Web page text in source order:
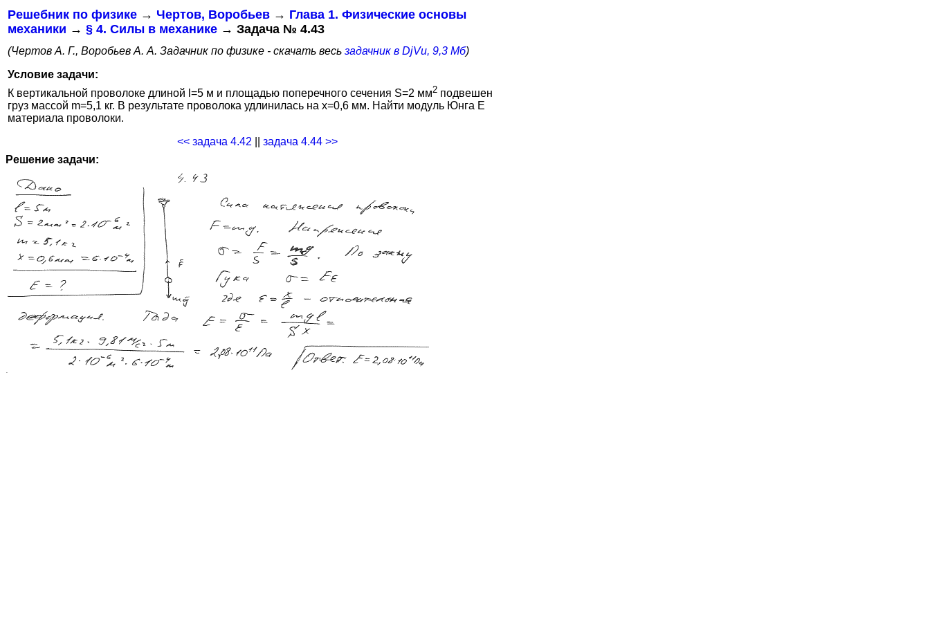
Решебник по физике → Чертов, Воробьев → Глава 1. Физические основы
механики → § 4. Силы в механике → Задача № 4.43
(Чертов А. Г., Воробьев А. А. Задачник по физике - скачать весь задачник в DjVu, 9,3 Мб)
Условие задачи:
К вертикальной проволоке длиной l=5 м и площадью поперечного сечения S=2 мм2 подвешен
груз массой m=5,1 кг. В результате проволока удлинилась на x=0,6 мм. Найти модуль Юнга E
материала проволоки.
<< задача 4.42
задача 4.44 >>
Решение задачи: